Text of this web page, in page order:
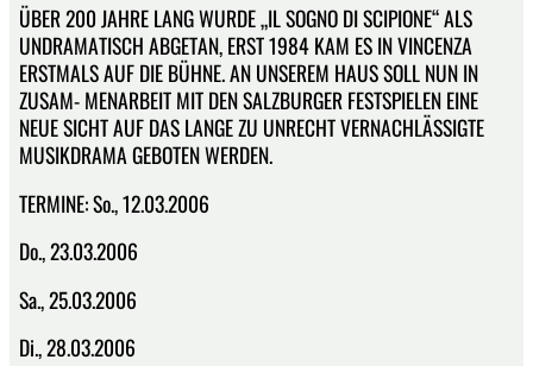
ÜBER 200 JAHRE LANG WURDE „IL SOGNO DI SCIPIONE“ ALS
UNDRAMATISCH ABGETAN, ERST 1984 KAM ES IN VINCENZA
ERSTMALS AUF DIE BÜHNE. AN UNSEREM HAUS SOLL NUN IN
ZUSAM- MENARBEIT MIT DEN SALZBURGER FESTSPIELEN EINE
NEUE SICHT AUF DAS LANGE ZU UNRECHT VERNACHLÄSSIGTE
MUSIKDRAMA GEBOTEN WERDEN.
TERMINE: So., 12.03.2006
Do., 23.03.2006
Sa., 25.03.2006
Di., 28.03.2006